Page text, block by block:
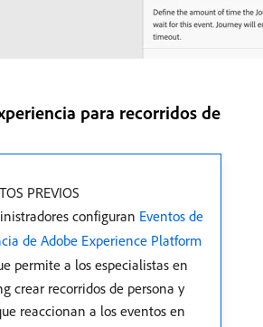
para recorridos de
PREVIOS
configuran Eventos de
de Adobe Experience Platform
permite a los especialistas en
crear recorridos de persona y
reaccionan a los eventos en